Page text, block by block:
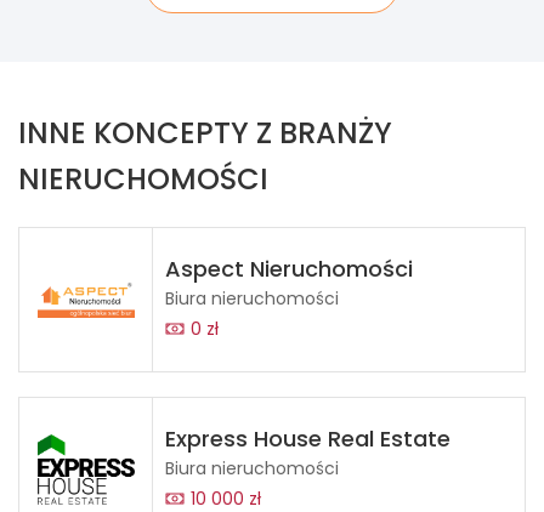
INNE KONCEPTY Z BRANŻY
NIERUCHOMOŚCI
Aspect Nieruchomości
Biura nieruchomości
0 zł
Express House Real Estate
Biura nieruchomości
10 000 zł